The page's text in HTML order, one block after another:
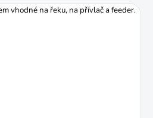
vhodné na řeku, na přívlač a feeder.